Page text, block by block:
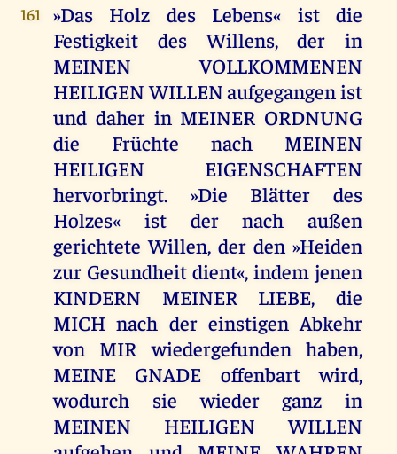
161
»Das Holz des Lebens« ist die
Festigkeit des Willens, der in
MEINEN VOLLKOMMENEN
HEILIGEN WILLEN aufgegangen ist
und daher in MEINER ORDNUNG
die Früchte nach MEINEN
HEILIGEN EIGENSCHAFTEN
hervorbringt. »Die Blätter des
Holzes« ist der nach außen
gerichtete Willen, der den »Heiden
zur Gesundheit dient«, indem jenen
KINDERN MEINER LIEBE, die
MICH nach der einstigen Abkehr
von MIR wiedergefunden haben,
MEINE GNADE offenbart wird,
wodurch sie wieder ganz in
MEINEN HEILIGEN WILLEN